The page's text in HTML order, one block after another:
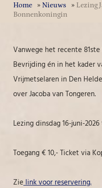
Home » Nieuws » Lezing
Bonnenkoningin
Vanwege het recente
Bevrijding én in het kader
Vrijmetselaren in Den
over Jacoba van Tongeren.
Lezing dinsdag 16-juni-
Toegang € 10,- Ticket via
Zie link voor reservering.